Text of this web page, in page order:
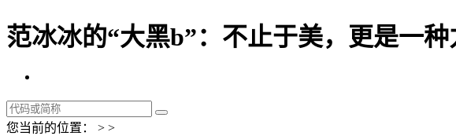
范冰冰的“大黑b”：不止于美，更是一
您当前的位置： > >